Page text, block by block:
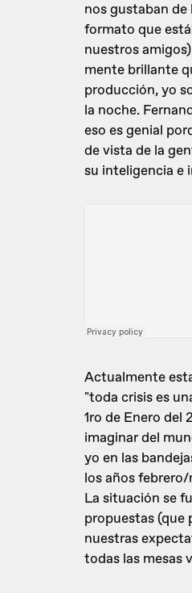
nos gustaban de
formato que
nuestros
mente brillante
producción, yo
la noche.
eso es genial
de vista de la
su inteligencia e
Actualmente
"toda crisis es
1ro de Enero del
imaginar del
yo en las
los años
La situación se
propuestas (que
nuestras
todas las mesas